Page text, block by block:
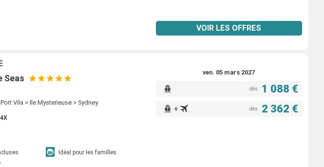
VOIR LES OFFRES
Seas
Vila > Ile Mysterieuse > Sydney
Idéal pour les familles
ven. 05 mars 2027
dès 1 088 €
+ dès 2 362 €